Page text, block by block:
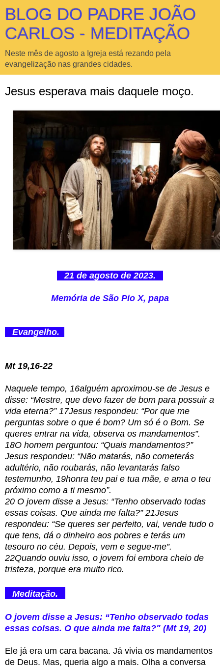
BLOG DO PADRE JOÃO
CARLOS - MEDITAÇÃO
Neste mês de agosto a Igreja está rezando pela
evangelização nas grandes cidades.
Jesus esperava mais daquele moço.
21 de agosto de 2023.
Memória de São Pio X, papa
Evangelho.
Mt 19,16-22
Naquele tempo, 16alguém aproximou-se de Jesus e
disse: “Mestre, que devo fazer de bom para possuir a
vida eterna?” 17Jesus respondeu: “Por que me
perguntas sobre o que é bom? Um só é o Bom. Se
queres entrar na vida, observa os mandamentos”.
18O homem perguntou: “Quais mandamentos?”
Jesus respondeu: “Não matarás, não cometerás
adultério, não roubarás, não levantarás falso
testemunho, 19honra teu pai e tua mãe, e ama o teu
próximo como a ti mesmo”.
20 O jovem disse a Jesus: “Tenho observado todas
essas coisas. Que ainda me falta?” 21Jesus
respondeu: “Se queres ser perfeito, vai, vende tudo o
que tens, dá o dinheiro aos pobres e terás um
tesouro no céu. Depois, vem e segue-me”.
22Quando ouviu isso, o jovem foi embora cheio de
tristeza, porque era muito rico.
Meditação.
O jovem disse a Jesus: “Tenho observado todas
essas coisas. O que ainda me falta?" (Mt 19, 20)
Ele já era um cara bacana. Já vivia os mandamentos
de Deus. Mas, queria algo a mais. Olha a conversa